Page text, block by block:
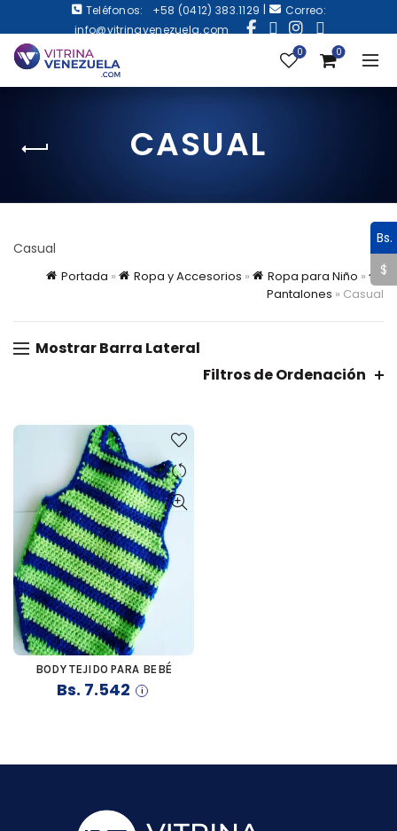
Teléfonos: +58 (0412) 383.1129 |
Correo:
info@vitrinavenezuela.com
0 0
CASUAL
Casual
Portada » Ropa y Accesorios » Ropa para Niño »
Pantalones » Casual
Mostrar Barra Lateral
Filtros de Ordenación
COMPRAR
BODY TEJIDO PARA BEBÉ
Bs. 7.542
Bs.
$